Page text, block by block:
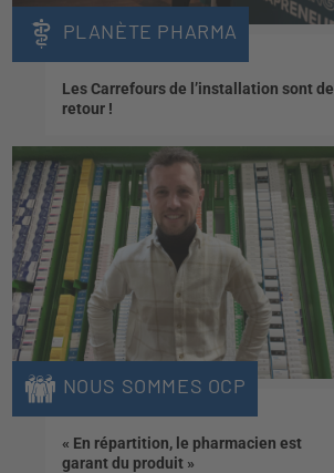
PLANÈTE PHARMA
Les Carrefours de l’installation sont de
retour !
NOUS SOMMES OCP
« En répartition, le pharmacien est
garant du produit »